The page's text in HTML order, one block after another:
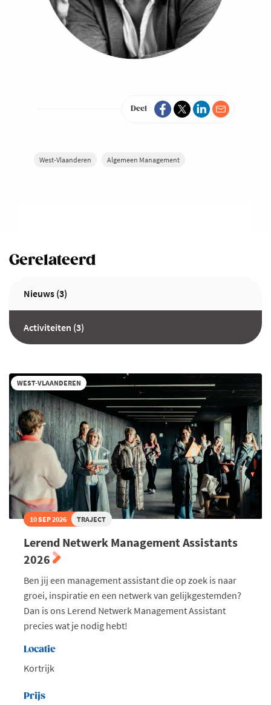
Deel
West-Vlaanderen Algemeen Management
Gerelateerd
Nieuws (3)
Activiteiten (3)
WEST-VLAANDEREN
10 SEP 2026 TRAJECT
Lerend Netwerk Management Assistants
2026
Ben jij een management assistant die op zoek is naar
groei, inspiratie en een netwerk van gelijkgestemden?
Dan is ons Lerend Netwerk Management Assistant
precies wat je nodig hebt!
Locatie
Kortrijk
Prijs